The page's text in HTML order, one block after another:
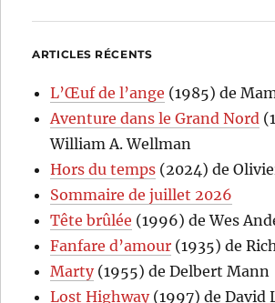
ARTICLES RÉCENTS
L’Œuf de l’ange (1985) de
Aventure dans le Grand Nord
William A. Wellman
Hors du temps (2024) de
Sommaire de juillet 2026
Tête brûlée (1996) de Wes
Fanfare d’amour (1935) de
Marty(1955) de Delbert Mann
Lost Highway(1997) de David